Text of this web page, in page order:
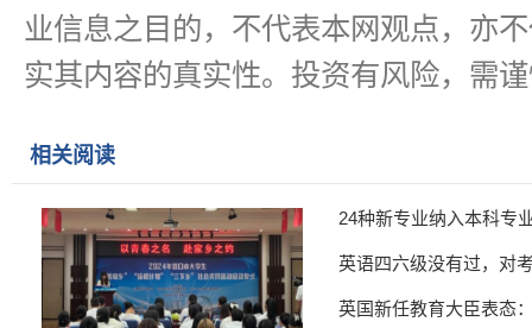
业信息之目的，不代表本网观点，亦
实其内容的真实性。投资有风险，需
相关阅读
24种新专业纳入本科专
英语四六级没有过，对
英国新任教育大臣表态